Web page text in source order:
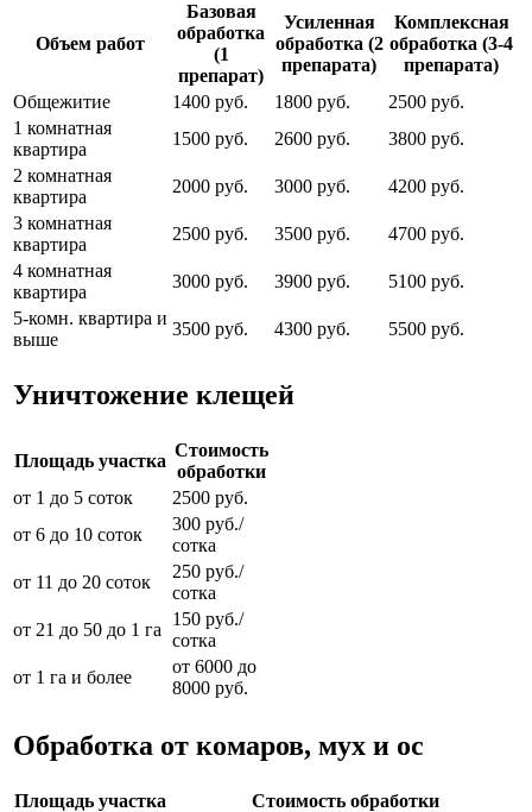
Объем работ
Базовая
обработка
(1
препарат)
Усиленная
обработка (2
препарата)
Комплексная
обработка (3-4
препарата)
Общежитие
1400 руб. 1800 руб.
2500 руб.
1 комнатная
квартира
1500 руб. 2600 руб.
3800 руб.
2 комнатная
квартира
2000 руб. 3000 руб.
4200 руб.
3 комнатная
квартира
2500 руб. 3500 руб.
4700 руб.
4 комнатная
квартира
3000 руб. 3900 руб.
5100 руб.
5-комн. квартира и
выше
3500 руб. 4300 руб. 5500 руб.
Уничтожение клещей
Площадь участка
Стоимость
обработки
от 1 до 5 соток
2500 руб.
от 6 до 10 соток
300 руб./
сотка
от 11 до 20 соток
250 руб./
сотка
от 21 до 50 до 1 га
150 руб./
сотка
от 1 га и более
от 6000 до
8000 руб.
Обработка от комаров, мух и ос
Площадь участка
Стоимость обработки